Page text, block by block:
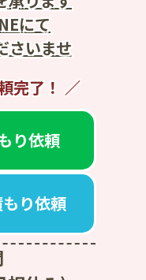
にて
さいませ
完了！
り依頼
り依頼